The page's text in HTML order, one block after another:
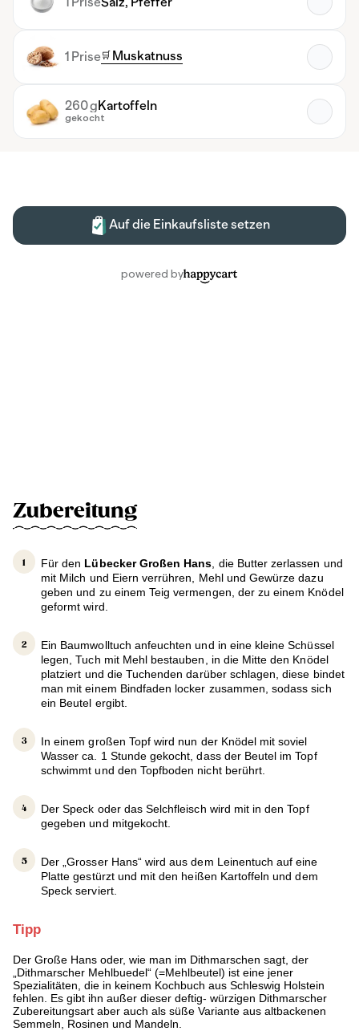
Zubereitung
Für den Lübecker Großen Hans , die Butter zerlassen und
mit Milch und Eiern verrühren, Mehl und Gewürze dazu
geben und zu einem Teig vermengen, der zu einem Knödel
geformt wird.
Ein Baumwolltuch anfeuchten und in eine kleine Schüssel
legen, Tuch mit Mehl bestauben, in die Mitte den Knödel
platziert und die Tuchenden darüber schlagen, diese bindet
man mit einem Bindfaden locker zusammen, sodass sich
ein Beutel ergibt.
In einem großen Topf wird nun der Knödel mit soviel
Wasser ca. 1 Stunde gekocht, dass der Beutel im Topf
schwimmt und den Topfboden nicht berührt.
Der Speck oder das Selchfleisch wird mit in den Topf
gegeben und mitgekocht.
Der „Grosser Hans“ wird aus dem Leinentuch auf eine
Platte gestürzt und mit den heißen Kartoffeln und dem
Speck serviert.
Tipp
Der Große Hans oder, wie man im Dithmarschen sagt, der
„Dithmarscher Mehlbuedel“ (=Mehlbeutel) ist eine jener
Spezialitäten, die in keinem Kochbuch aus Schleswig Holstein
fehlen. Es gibt ihn außer dieser deftig- würzigen Dithmarscher
Zubereitungsart aber auch als süße Variante aus altbackenen
Semmeln, Rosinen und Mandeln.